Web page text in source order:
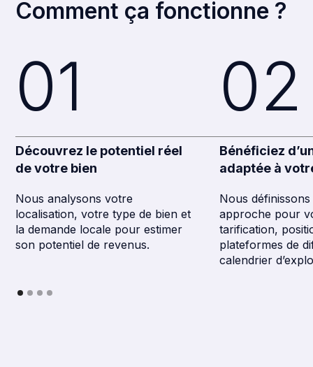
Comment ça fonctionne ?
01
Découvrez le potentiel réel
de votre bien
Nous analysons votre
localisation, votre type de bien et
la demande locale pour estimer
son potentiel de revenus.
02
Bénéficiez
adaptée à
Nous
approche pour
tarification,
plateformes de
calendrier